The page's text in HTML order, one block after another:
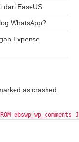
dari EaseUS
WhatsApp?
Expense
as crashed
FROM